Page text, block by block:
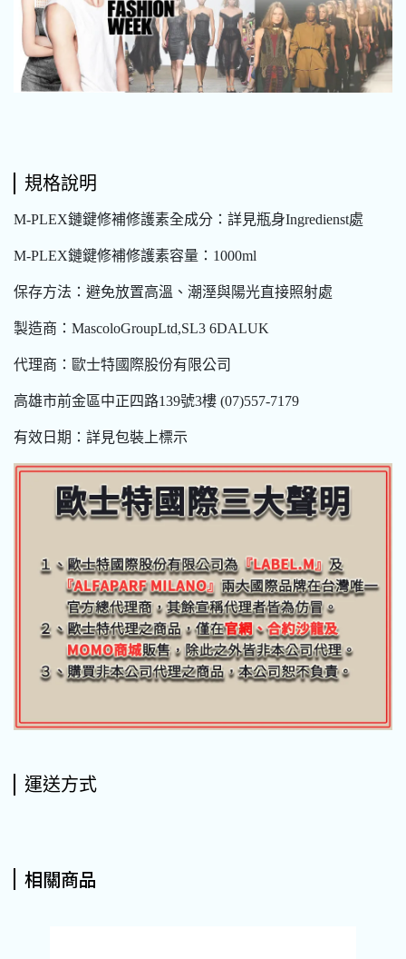
規格說明
M-PLEX鏈鍵修補修護素全成分：詳見瓶身Ingredienst處
M-PLEX鏈鍵修補修護素容量：1000ml
保存方法：避免放置高溫、潮溼與陽光直接照射處
製造商：MascoloGroupLtd,SL3 6DALUK
代理商：歐士特國際股份有限公司
高雄市前金區中正四路139號3樓 (07)557-7179
有效日期：詳見包裝上標示
運送方式
相關商品